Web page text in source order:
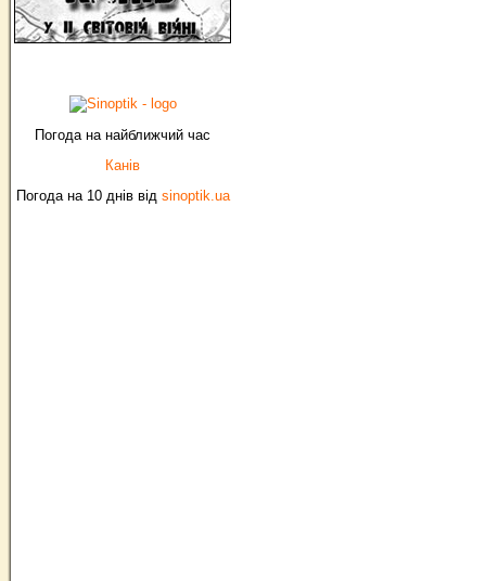
Погода на найближчий час
Канів
Погода на 10 днів від sinoptik.ua